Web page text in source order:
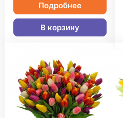
Подробнее
В корзину